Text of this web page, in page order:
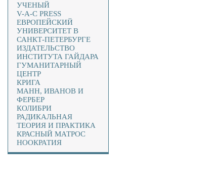
УЧЕНЫЙ
V-A-C PRESS
ЕВРОПЕЙСКИЙ
УНИВЕРСИТЕТ В
САНКТ-ПЕТЕРБУРГЕ
ИЗДАТЕЛЬСТВО
ИНСТИТУТА ГАЙДАРА
ГУМАНИТАРНЫЙ
ЦЕНТР
КРИГА
МАНН, ИВАНОВ И
ФЕРБЕР
КОЛИБРИ
РАДИКАЛЬНАЯ
ТЕОРИЯ И ПРАКТИКА
КРАСНЫЙ МАТРОС
НООКРАТИЯ